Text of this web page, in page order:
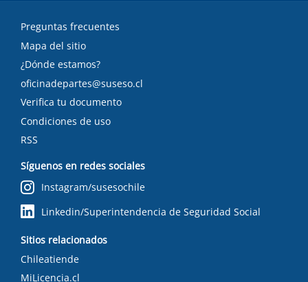
Preguntas frecuentes
Mapa del sitio
¿Dónde estamos?
oficinadepartes@suseso.cl
Verifica tu documento
Condiciones de uso
RSS
Síguenos en redes sociales
Instagram/susesochile
Linkedin/Superintendencia de Seguridad Social
Sitios relacionados
Chileatiende
MiLicencia.cl